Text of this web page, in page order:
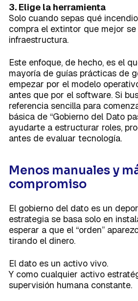
3. Elige la herramienta
Solo cuando sepas qué
compra el extintor que mejor
infraestructura.
Este enfoque, de hecho, es el
mayoría de guías prácticas de
empezar por el modelo
antes que por el software. Si
referencia sencilla para
básica de “Gobierno del Dato
ayudarte a estructurar roles,
antes de evaluar tecnología.
Menos manuales y
compromiso
El gobierno del dato es un
estrategia se basa solo en
esperar a que el “orden”
tirando el dinero.
El dato es un activo vivo.
Y como cualquier activo
supervisión humana constante.